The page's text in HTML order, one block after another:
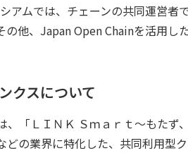
アムでは、チェーンの共同運営
の他、Japan Open Chainを活用し
クスについて
、「ＬＩＮＫ Ｓｍａｒｔ～もたず
どの業界に特化した、共同利用型